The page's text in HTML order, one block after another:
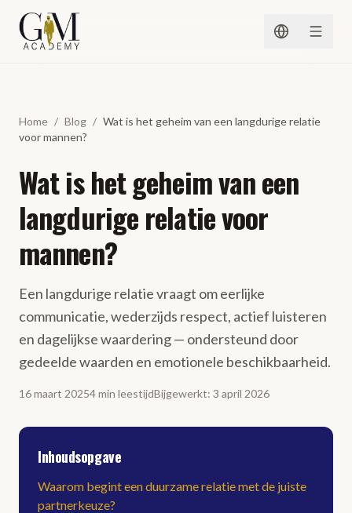
Home / Blog / Wat is het geheim van een langdurige relatie
voor mannen?
Wat is het geheim van een
langdurige relatie voor
mannen?
Een langdurige relatie vraagt om eerlijke
communicatie, wederzijds respect, actief luisteren
en dagelijkse waardering — ondersteund door
gedeelde waarden en emotionele beschikbaarheid.
16 maart 20254min leestijdBijgewerkt: 3 april 2026
Inhoudsopgave
Waarom begint een duurzame relatie met de juiste
partnerkeuze?